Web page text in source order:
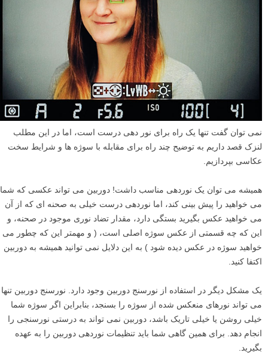
نمی توان گفت تنها یک راه برای نور دهی درست است، اما در این مطلب
لنزک قصد داریم به توضیح چند راه برای مقابله با سوژه ها و شرایط سخت
عکاسی بپردازیم.
همیشه می توان یک نوردهی مناسب داشت! دوربین می تواند عکسی که شما
می خواهید را پیش بینی کند، اما نوردهی درست خیلی به صحنه ای که از آن
می خواهید عکس بگیرید بستگی دارد، مقدار تضاد نوری موجود در صحنه، و
این که چه قسمتی از عکس سوژه اصلی است، ( و مهمتر این که چطور می
خواهید سوژه در عکس دیده شود ) به این دلایل نمی توانید همیشه به دوربین
اکتفا کنید.
یک مشکل دیگر در استفاده از نورسنج دوربین وجود دارد. نورسنج دوربین تنها
می تواند نورهای منعکس شده از سوژه را بسنجد، بنابراین اگر سوژه شما
خیلی روشن یا خیلی تاریک باشد، دوربین نمی تواند به درستی نورسنجی را
انجام دهد. برای همین گاهی شما باید تنظیمات نوردهی دوربین را به عهده
بگیرید.